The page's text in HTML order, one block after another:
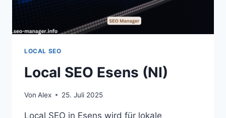
LOCAL SEO
Local SEO Esens (NI)
Von Alex 25. Juli 2025
Local SEO in Esens wird für lokale